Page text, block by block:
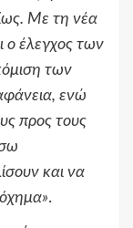
Με τη νέα
ο έλεγχος των
των
ενώ
προς τους
και να
.